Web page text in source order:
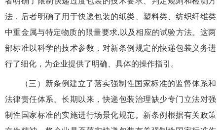
法，后者明确了用于快递包装的纸类、塑料类、纺织纤维类
中重金属与特定物质的限量要求,以及相应的试验方法。这两
部标准以科学的技术参数，对新条例规定的快递包装义务进
行了细化，为企业提供了明确、具体的操作指引。
（三）新条例建立了落实强制性国家标准的监督体系和
法律责任体系。长期以来，快递包装治理缺少专门立法对强
制性国家标准的实施进行场景化规范。新条例根据有关政策